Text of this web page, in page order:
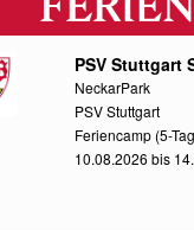
PSV Stuttgart
NeckarPark
PSV Stuttgart
Feriencamp (5-
10.08.2026 bis